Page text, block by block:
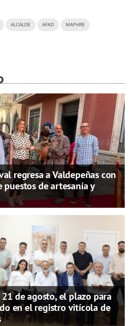
ALCALDE AFAD MAPHRE
regresa a Valdepeñas con
puestos de artesanía y
de agosto, el plazo para
en el registro vitícola de